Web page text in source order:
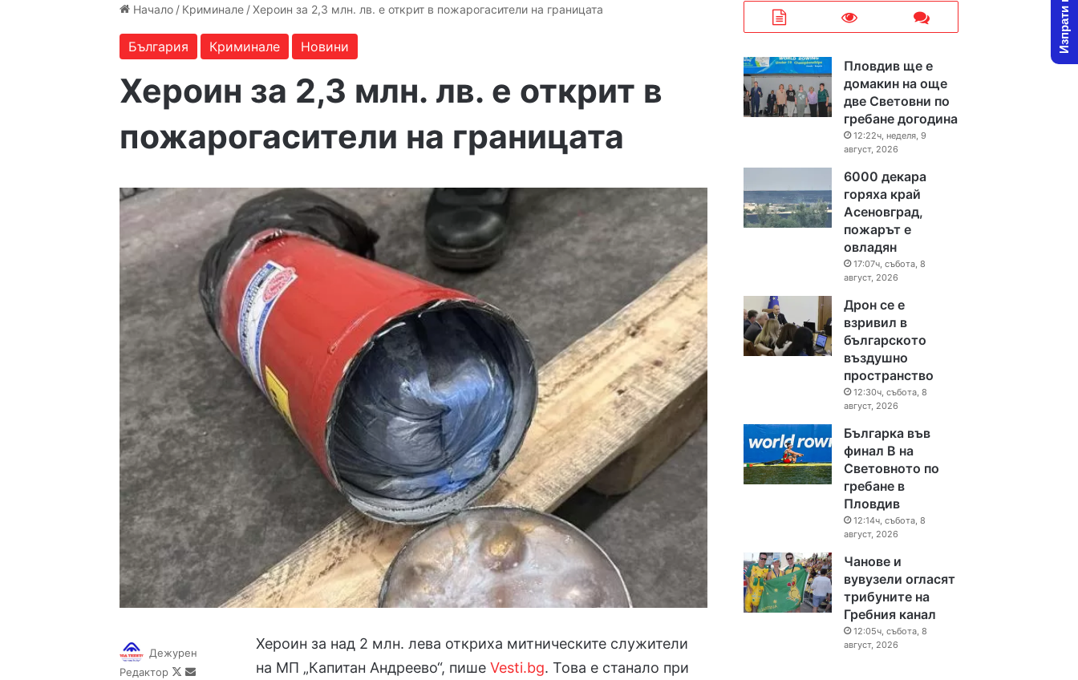
Начало / Криминале / Хероин за 2,3 млн. лв. е открит в пожарогасители нa границата
България Криминале Новини
Хероин за 2,3 млн. лв. е открит в
пожарогасители нa границата
Хероин за над 2 млн. лева откриха митническите служители
на МП „Капитан Андреево“, пишеVesti.bg. Това е станало при
Дежурен
Редактор
Follow
Send
Пловдив ще е
домакин на още
две Световни по
гребане догодина
12:22ч, неделя, 9
август, 2026
6000 декара
горяха край
Асеновград,
пожарът е
овладян
17:07ч, събота, 8
август, 2026
Дрон се е
взривил в
българското
въздушно
пространство
12:30ч, събота, 8
август, 2026
Българка във
финал B на
Световното по
гребане в
Пловдив
12:14ч, събота, 8
август, 2026
Чанове и
вувузели огласят
трибуните на
Гребния канал
12:05ч, събота, 8
август, 2026